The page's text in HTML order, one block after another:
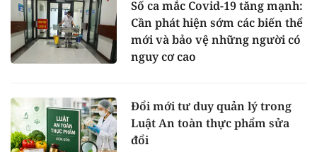
Số ca mắc Covid-19 tăng mạnh:
Cần phát hiện sớm các biến thể
mới và bảo vệ những người có
nguy cơ cao
Đổi mới tư duy quản lý trong
Luật An toàn thực phẩm sửa
đổi